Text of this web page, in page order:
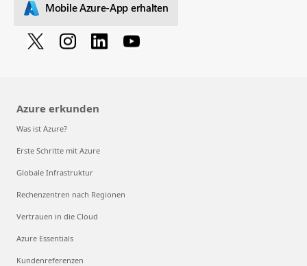
Mobile Azure-App erhalten
Azure erkunden
Was ist Azure?
Erste Schritte mit Azure
Globale Infrastruktur
Rechenzentren nach Regionen
Vertrauen in die Cloud
Azure Essentials
Kundenreferenzen